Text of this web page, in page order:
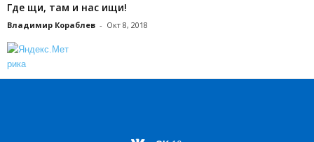
Где щи, там и нас ищи!
Владимир Кораблев - Окт 8, 2018